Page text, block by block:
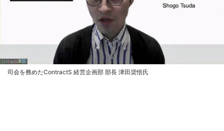
司会を務めたContractS 経営企画部 部長 津田奨悟氏